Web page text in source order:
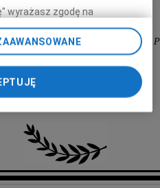
Wojewódzkiego Ośrodka Medycyny
wyrażasz zgodę na
plików typu cookie
Partnerów i Agora S.A.
Możesz też w każdej
dot. plików cookie,
do zarządzania Twoimi
danych poprzez
zaawansowane”.
możliwa jest także za
S.A. możemy